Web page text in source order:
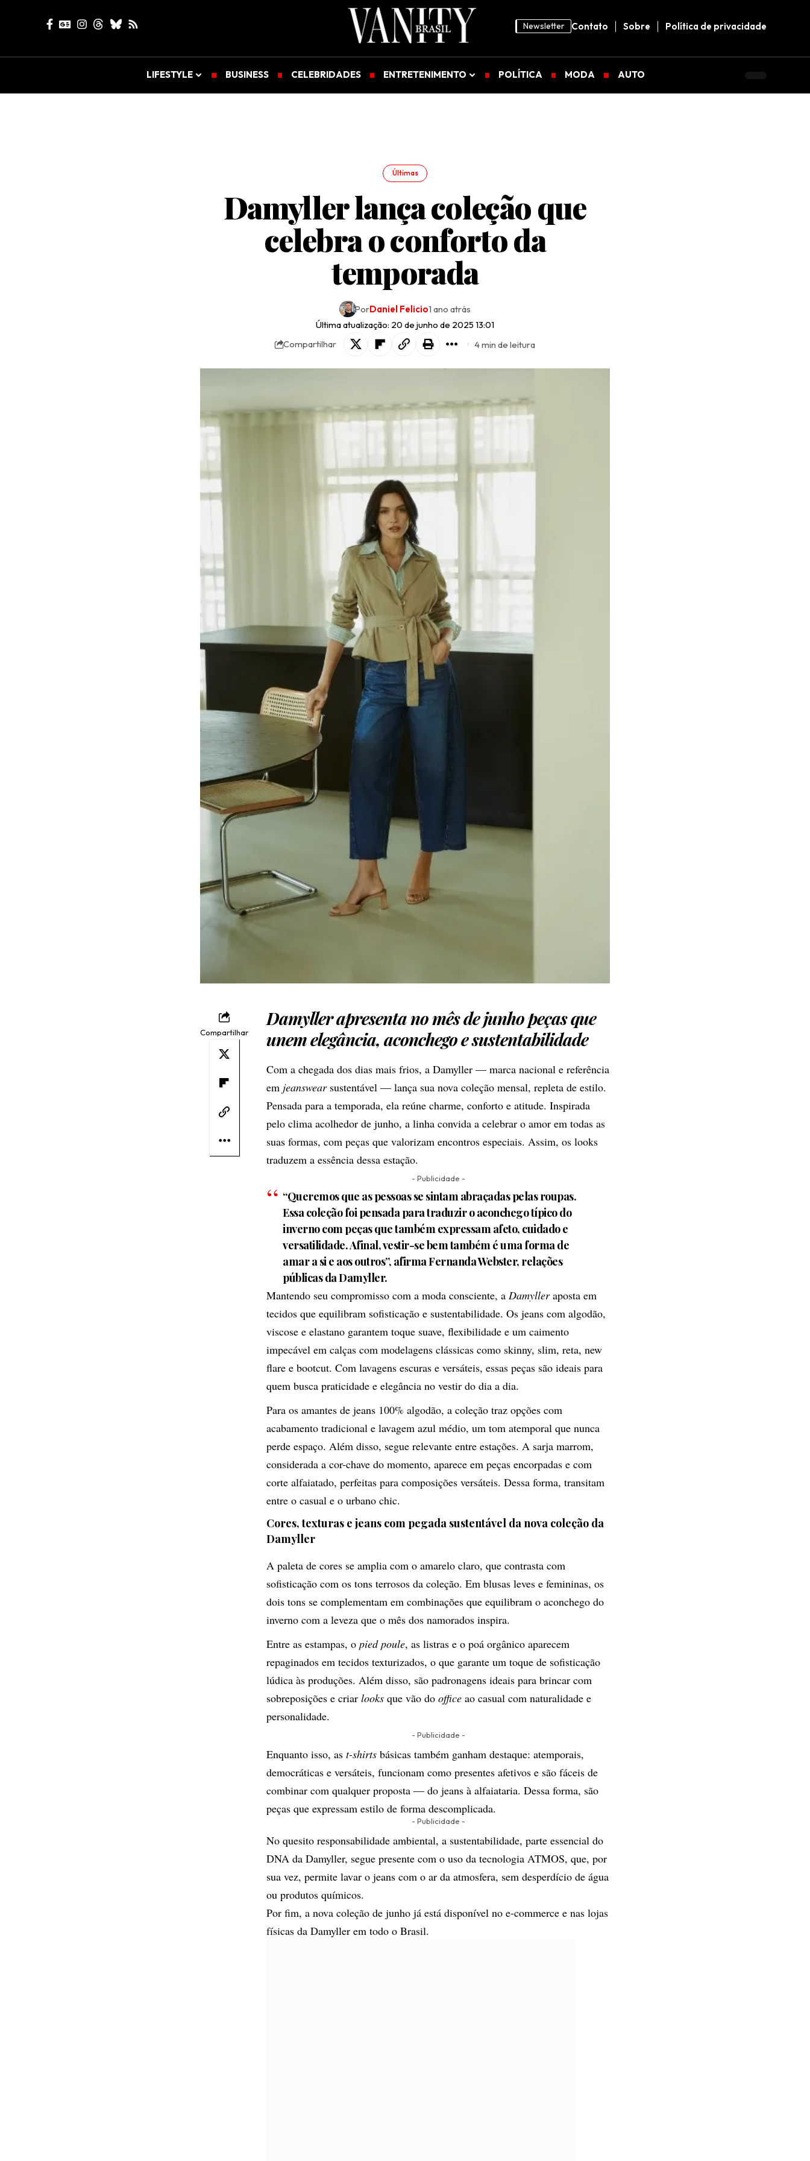
Newsletter Contato Sobre Política de privacidade
LIFESTYLE BUSINESS CELEBRIDADES ENTRETENIMENTO POLÍTICA MODA AUTO
Últimas
Damyller lança coleção que
celebra o conforto da
temporada
Última atualização: 20 de junho de 2025 13:01
PorDaniel Felicio1 ano atrás
Compartilhar 4 min de leitura
Compartilhar
Damyllerapresenta no mês de junho peças que
unem elegância, aconchego e sustentabilidade
Com a chegada dos dias mais frios, a Damyller — marca nacional e referência
em jeanswear sustentável — lança sua nova coleção mensal, repleta de estilo.
Pensada para a temporada, ela reúne charme, conforto e atitude. Inspirada
pelo clima acolhedor de junho, a linha convida a celebrar o amor em todas as
suas formas, com peças que valorizam encontros especiais. Assim, os looks
traduzem a essência dessa estação.
- Publicidade -
“Queremos que as pessoas se sintam abraçadas pelas roupas.
Essa coleção foi pensada para traduzir o aconchego típico do
inverno com peças que também expressam afeto, cuidado e
versatilidade. Afinal, vestir-se bem também é uma forma de
amar a si e aos outros”, afirma Fernanda Webster, relações
públicas da Damyller.
Mantendo seu compromisso com a moda consciente, a Damylleraposta em
tecidos que equilibram sofisticação e sustentabilidade. Os jeans com algodão,
viscose e elastano garantem toque suave, flexibilidade e um caimento
impecável em calças com modelagens clássicas como skinny, slim, reta, new
flare e bootcut. Com lavagens escuras e versáteis, essas peças são ideais para
quem busca praticidade e elegância no vestir do dia a dia.
Para os amantes de jeans 100% algodão, a coleção traz opções com
acabamento tradicional e lavagem azul médio, um tom atemporal que nunca
perde espaço. Além disso, segue relevante entre estações. A sarja marrom,
considerada a cor-chave do momento, aparece em peças encorpadas e com
corte alfaiatado, perfeitas para composições versáteis. Dessa forma, transitam
entre o casual e o urbano chic.
Cores, texturas e jeans com pegada sustentável da nova coleção da
Damyller
A paleta de cores se amplia com o amarelo claro, que contrasta com
sofisticação com os tons terrosos da coleção. Em blusas leves e femininas, os
dois tons se complementam em combinações que equilibram o aconchego do
inverno com a leveza que o mês dos namorados inspira.
Entre as estampas, o pied poule, as listras e o poá orgânico aparecem
repaginados em tecidos texturizados, o que garante um toque de sofisticação
lúdica às produções. Além disso, são padronagens ideais para brincar com
sobreposições e criar looks que vão do office ao casual com naturalidade e
personalidade.
- Publicidade -
Enquanto isso, as t-shirts básicas também ganham destaque: atemporais,
democráticas e versáteis, funcionam como presentes afetivos e são fáceis de
combinar com qualquer proposta — do jeans à alfaiataria. Dessa forma, são
peças que expressam estilo de forma descomplicada.
- Publicidade -
No quesito responsabilidade ambiental, a sustentabilidade, parte essencial do
DNA da Damyller, segue presente com o uso da tecnologia ATMOS, que, por
sua vez, permite lavar o jeans com o ar da atmosfera, sem desperdício de água
ou produtos químicos.
Por fim, a nova coleção de junho já está disponível no e-commerce e nas lojas
físicas da Damyller em todo o Brasil.